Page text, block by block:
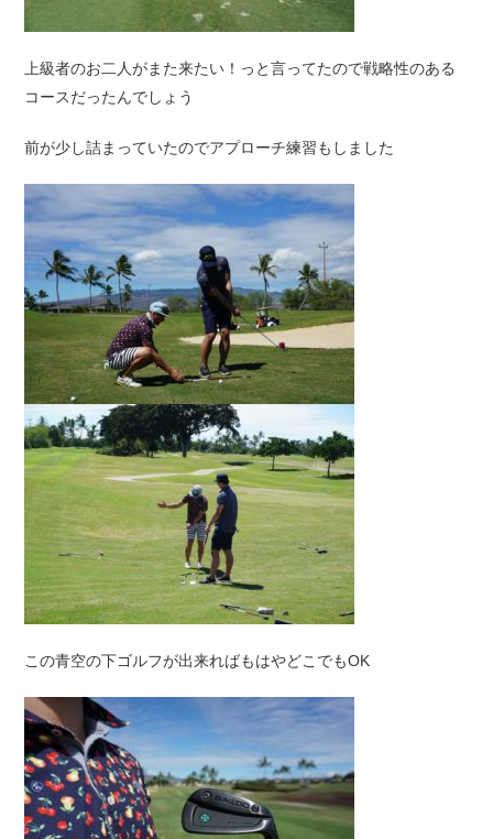
上級者のお二人がまた来たい！っと言ってたので戦略性のある
コースだったんでしょう
前が少し詰まっていたのでアプローチ練習もしました
この青空の下ゴルフが出来ればもはやどこでもOK